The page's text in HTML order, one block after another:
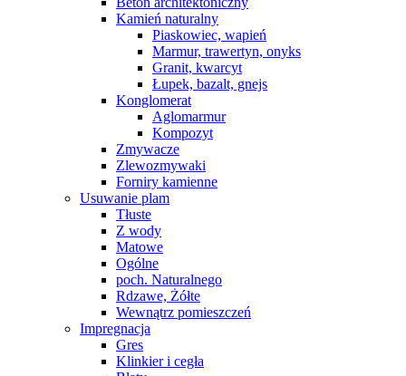
Kamień naturalny
Piaskowiec, wapień
Marmur, trawertyn, onyks
Granit, kwarcyt
Łupek, bazalt, gnejs
Konglomerat
Aglomarmur
Kompozyt
Zmywacze
Zlewozmywaki
Forniry kamienne
Usuwanie plam
Tłuste
Z wody
Matowe
Ogólne
poch. Naturalnego
Rdzawe, Żółte
Wewnątrz pomieszczeń
Impregnacja
Gres
Klinkier i cegła